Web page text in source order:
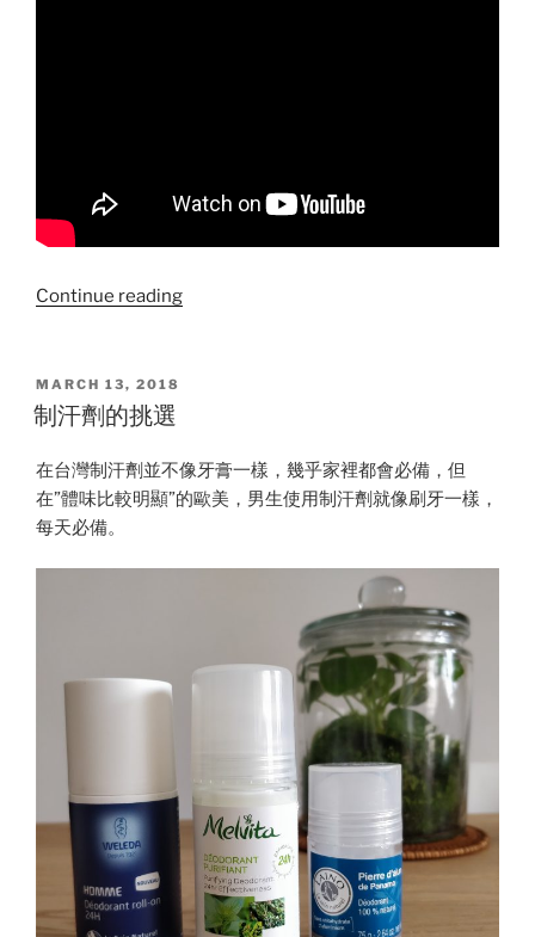
Continue reading“不
期
限-
例”
POSTED
ON
MARCH 13, 2018
制汗劑的挑選
在台灣制汗劑並不像牙膏一樣，幾乎家裡都會必備，但
在”體味比較明顯”的歐美，男生使用制汗劑就像刷牙一樣，
每天必備。